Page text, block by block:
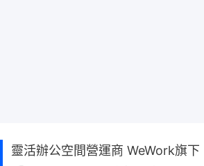
靈活辦公空間營運商 WeWork旗